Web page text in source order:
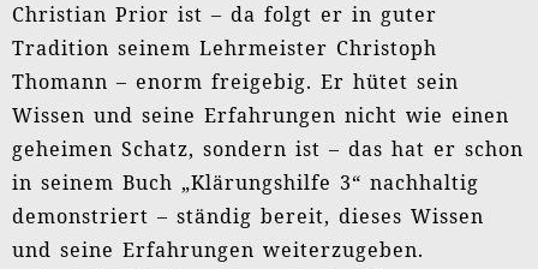
Christian Prior ist – da folgt er in guter
Tradition seinem Lehrmeister Christoph
Thomann – enorm freigebig. Er hütet sein
Wissen und seine Erfahrungen nicht wie einen
geheimen Schatz, sondern ist – das hat er schon
in seinem Buch „Klärungshilfe 3“ nachhaltig
demonstriert – ständig bereit, dieses Wissen
und seine Erfahrungen weiterzugeben.